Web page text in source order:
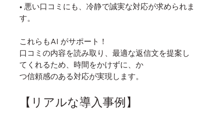
• 悪い口コミにも、冷静で誠実な対応が求められま
す。
これらもAI がサポート！
口コミの内容を読み取り、最適な返信文を提案し
てくれるため、時間をかけずに、か
つ信頼感のある対応が実現します。
【リアルな導入事例】